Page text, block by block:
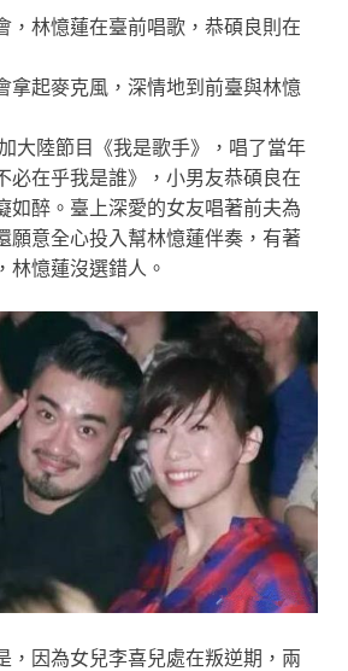
，林憶蓮在臺前唱歌，恭碩良則在
拿起麥克風，深情地到前臺與林憶
大陸節目《我是歌手》，唱了當年
必在乎我是誰》，小男友恭碩良在
如醉。臺上深愛的女友唱著前夫為
願意全心投入幫林憶蓮伴奏，有著
林憶蓮沒選錯人。
，因為女兒李喜兒處在叛逆期，兩